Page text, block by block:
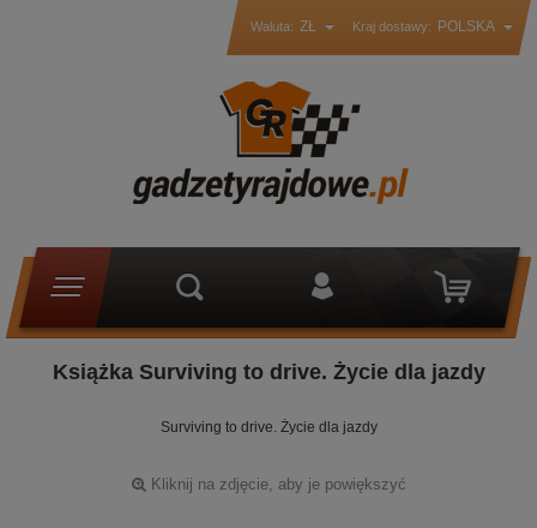
Waluta: ZŁ Kraj dostawy: POLSKA
Książka Surviving to drive. Życie dla jazdy
Surviving to drive. Życie dla jazdy
Kliknij na zdjęcie, aby je powiększyć